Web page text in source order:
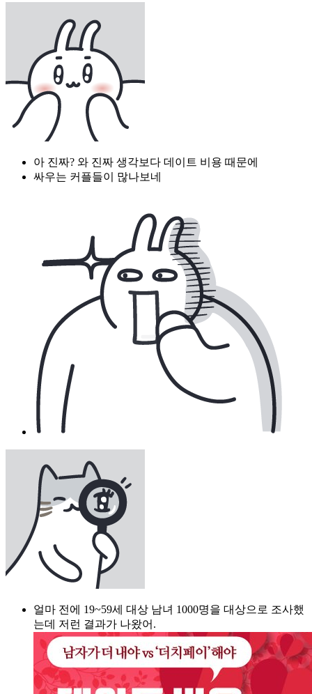
아 진짜? 와 진짜 생각보다 데이트 비용 때문에
싸우는 커플들이 많나보네
얼마 전에 19~59세 대상 남녀 1000명을 대상으로 조사했
는데 저런 결과가 나왔어.